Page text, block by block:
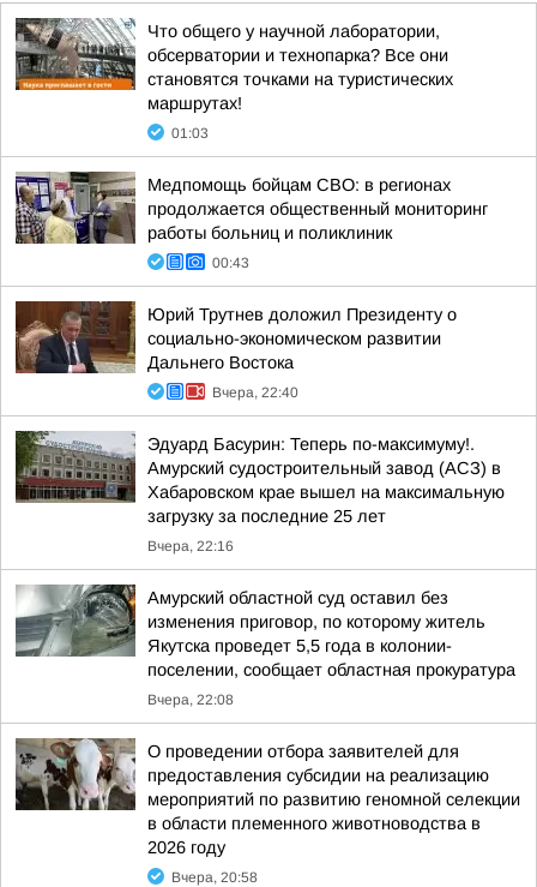
Что общего у научной лаборатории,
обсерватории и технопарка? Все они
становятся точками на туристических
маршрутах!
01:03
Медпомощь бойцам СВО: в регионах
продолжается общественный мониторинг
работы больниц и поликлиник
00:43
Юрий Трутнев доложил Президенту о
социально-экономическом развитии
Дальнего Востока
Вчера, 22:40
Эдуард Басурин: Теперь по-максимуму!.
Амурский судостроительный завод (АСЗ) в
Хабаровском крае вышел на максимальную
загрузку за последние 25 лет
Вчера, 22:16
Амурский областной суд оставил без
изменения приговор, по которому житель
Якутска проведет 5,5 года в колонии-
поселении, сообщает областная прокуратура
Вчера, 22:08
О проведении отбора заявителей для
предоставления субсидии на реализацию
мероприятий по развитию геномной селекции
в области племенного животноводства в
2026 году
Вчера, 20:58